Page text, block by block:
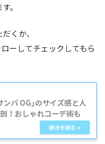
。
くか、
ーしてチェックしてもら
ンバ OG｣のサイズ感と人
！おしゃれコーデ術も